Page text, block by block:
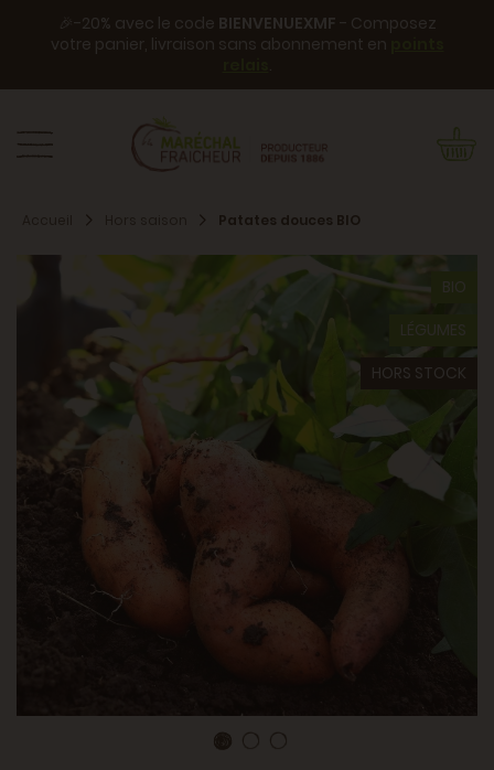
🎉-20% avec le code BIENVENUEXMF - Composez
votre panier, livraison sans abonnement en
.
Patates douces BIO
BIO
LÉGUMES
HORS STOCK